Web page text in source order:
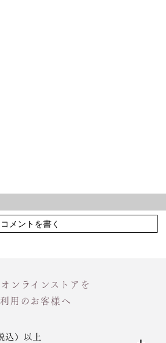
コメントを書く
ンラインストアを
用のお客様へ
込）以上